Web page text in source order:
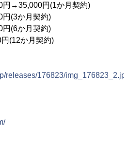
円→35,000円(1か月契約)
円(3か月契約)
(6か月契約)
(12か月契約)
releases/176823/